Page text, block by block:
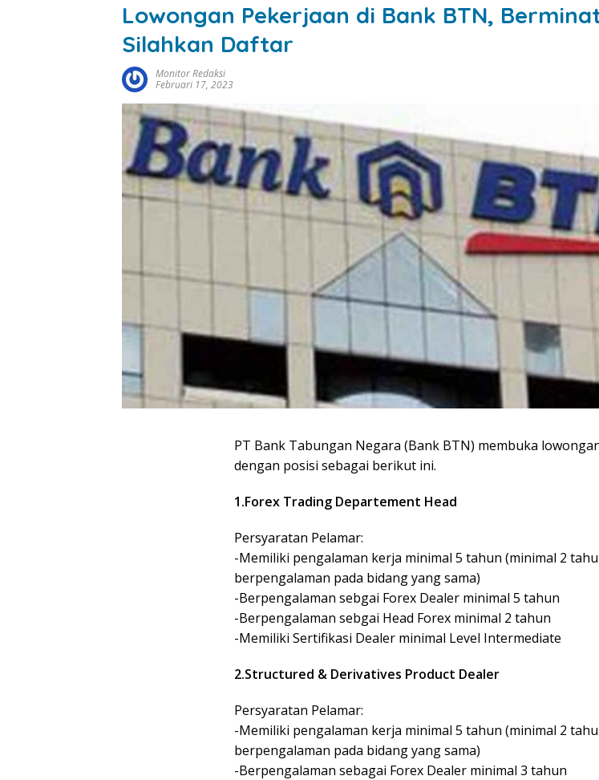
Lowongan Pekerjaan di Bank BTN,
Silahkan Daftar
Monitor Redaksi
Februari 17, 2023
PT Bank Tabungan Negara (Bank BTN) membuka
dengan posisi sebagai berikut ini.
1.Forex Trading Departement Head
Persyaratan Pelamar:
-Memiliki pengalaman kerja minimal 5 tahun (minimal 2
berpengalaman pada bidang yang sama)
-Berpengalaman sebgai Forex Dealer minimal 5 tahun
-Berpengalaman sebgai Head Forex minimal 2 tahun
-Memiliki Sertifikasi Dealer minimal Level Intermediate
2.Structured & Derivatives Product Dealer
Persyaratan Pelamar:
-Memiliki pengalaman kerja minimal 5 tahun (minimal 2
berpengalaman pada bidang yang sama)
-Berpengalaman sebagai Forex Dealer minimal 3 tahun